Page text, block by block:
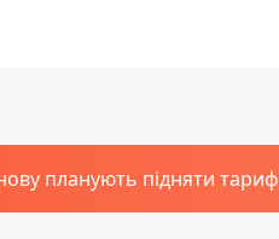
планують підняти тариф